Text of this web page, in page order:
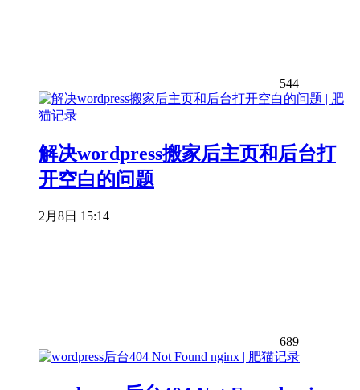
544
解决wordpress搬家后主页和后台打
开空白的问题
2月8日 15:14
689